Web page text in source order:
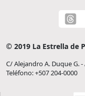
© 2019 La Estrella de
C/ Alejandro A. Duque G.
Teléfono: +507 204-0000